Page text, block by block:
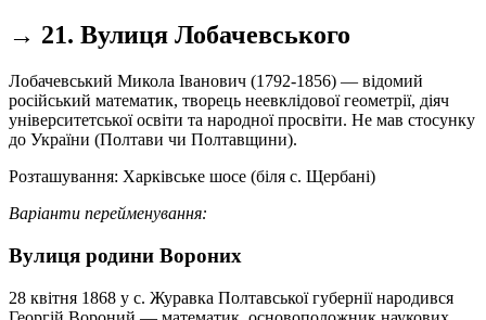
→ 21. Вулиця Лобачевського
Лобачевський Микола Іванович (1792-1856) — відомий
російський математик, творець неевклідової геометрії, діяч
університетської освіти та народної просвіти. Не мав стосунку
до України (Полтави чи Полтавщини).
Розташування: Харківське шосе (біля с. Щербані)
Варіанти перейменування:
Вулиця родини Вороних
28 квітня 1868 у с. Журавка Полтавської губернії народився